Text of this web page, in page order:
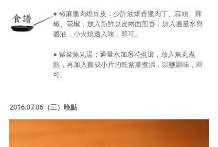
● 椒麻臘肉燒豆皮：少許油爆香臘肉丁、蒜頭、辣
椒、花椒，放入新鮮豆皮兩面煎香，加入適量水與
醬油，小火燒透入味，即可。
● 紫菜魚丸湯：適量水加蔥花煮滾，放入魚丸煮
熟，再加入撕成小片的乾紫菜煮沸，以鹽調味，即
可。
2016.07.06（三）晚點